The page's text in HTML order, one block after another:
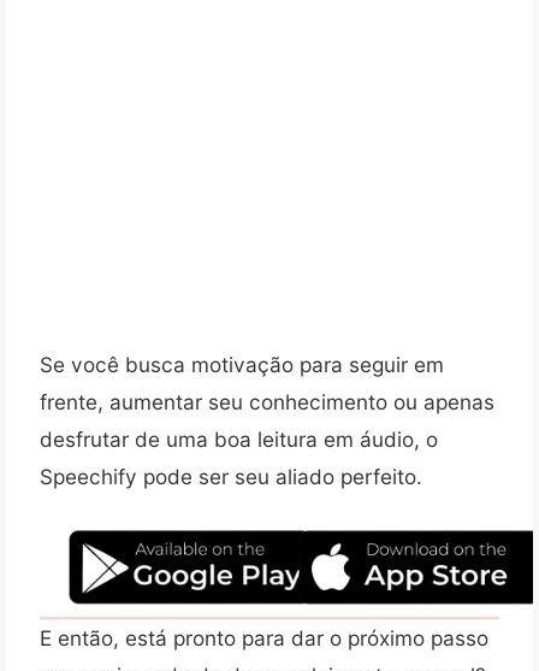
Se você busca motivação para seguir em
frente, aumentar seu conhecimento ou apenas
desfrutar de uma boa leitura em áudio, o
Speechify pode ser seu aliado perfeito.
E então, está pronto para dar o próximo passo